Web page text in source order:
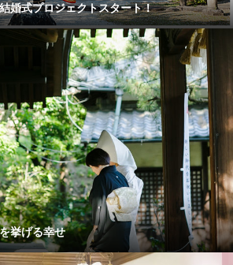
婚式プロジェクトスタート！
挙げる幸せ